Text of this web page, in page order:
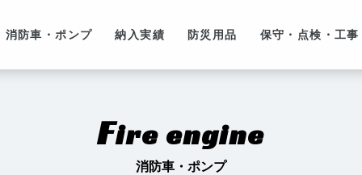
消防車・ポンプ 納入実績 防災用品 保守・点検・工事
Fire engine
消防車・ポンプ